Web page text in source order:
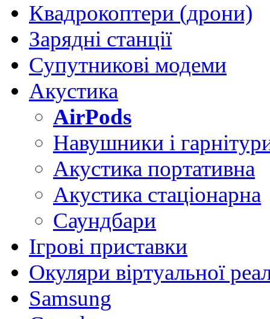
Квадрокоптери (дрони)
Зарядні станції
Супутникові модеми
Акустика
AirPods
Навушники і
Акустика портативна
Акустика стаціонарна
Саундбари
Ігрові приставки
Окуляри віртуальної
Samsung